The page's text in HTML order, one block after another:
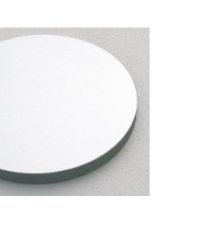
GLI ORDINI SARANNO EVASI